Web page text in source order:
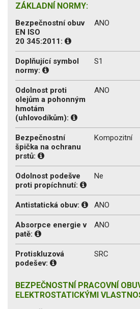
ZÁKLADNÍ NORMY:
Bezpečnostní obuv
EN ISO
20 345:2011:
ANO
Doplňující symbol
normy:
S1
Odolnost proti
olejům a pohonným
hmotám
(uhlovodíkům):
ANO
Bezpečnostní
špička na ochranu
prstů:
Kompozitní
Odolnost podešve
proti propíchnutí:
Ne
Antistatická obuv: ANO
Absorpce energie v
patě:
ANO
Protiskluzová
podešev:
SRC
BEZPEČNOSTNÍ PRACOVNÍ
ELEKTROSTATICKÝMI